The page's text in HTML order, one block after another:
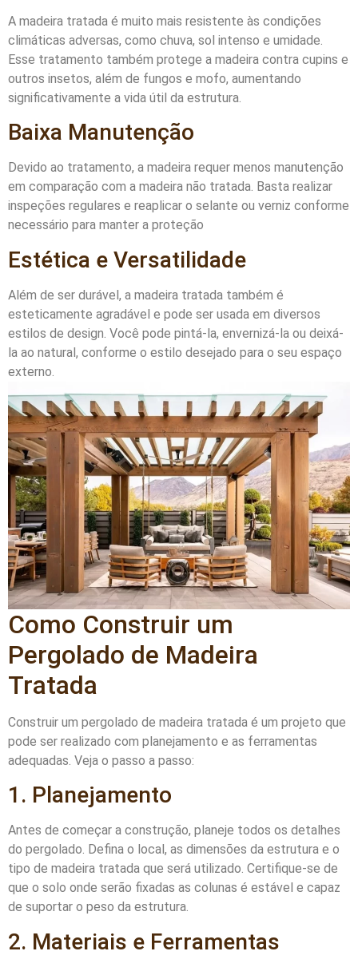
A madeira tratada é muito mais resistente às condições
climáticas adversas, como chuva, sol intenso e umidade.
Esse tratamento também protege a madeira contra cupins e
outros insetos, além de fungos e mofo, aumentando
significativamente a vida útil da estrutura.
Baixa Manutenção
Devido ao tratamento, a madeira requer menos manutenção
em comparação com a madeira não tratada. Basta realizar
inspeções regulares e reaplicar o selante ou verniz conforme
necessário para manter a proteção
Estética e Versatilidade
Além de ser durável, a madeira tratada também é
esteticamente agradável e pode ser usada em diversos
estilos de design. Você pode pintá-la, envernizá-la ou deixá-
la ao natural, conforme o estilo desejado para o seu espaço
externo.
Como Construir um
Pergolado de Madeira
Tratada
Construir um pergolado de madeira tratada é um projeto que
pode ser realizado com planejamento e as ferramentas
adequadas. Veja o passo a passo:
1. Planejamento
Antes de começar a construção, planeje todos os detalhes
do pergolado. Defina o local, as dimensões da estrutura e o
tipo de madeira tratada que será utilizado. Certifique-se de
que o solo onde serão fixadas as colunas é estável e capaz
de suportar o peso da estrutura.
2. Materiais e Ferramentas